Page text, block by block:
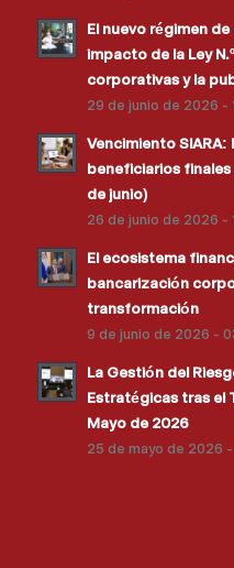
El nuevo régimen
impacto de la Ley
corporativas y la
29 de junio de 2026 -
Vencimiento
beneficiarios finales
de junio)
26 de junio de 2026 -
El ecosistema
bancarización
transformación
9 de junio de 2026 -
La Gestión del
Estratégicas tras el
Mayo de 2026
25 de mayo de 2026 -